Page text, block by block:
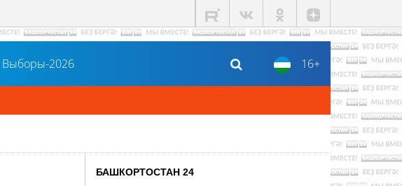
16+
Выборы-2026
БАШКОРТОСТАН 24